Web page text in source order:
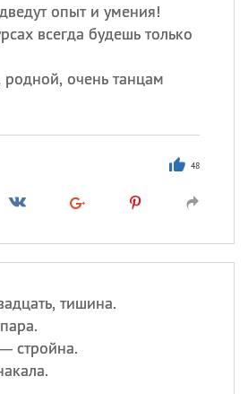
опыт и умения!
всегда будешь только
родной, очень танцам
48
тишина.
стройна.